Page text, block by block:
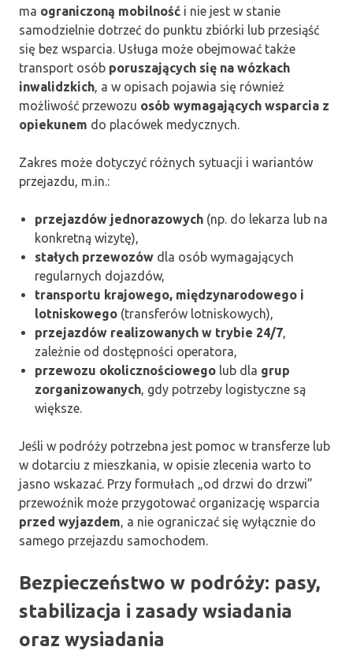
ma ograniczoną mobilność i nie jest w stanie
samodzielnie dotrzeć do punktu zbiórki lub przesiąść
się bez wsparcia. Usługa może obejmować także
transport osób poruszających się na wózkach
inwalidzkich, a w opisach pojawia się również
możliwość przewozu osób wymagających wsparcia z
opiekunem do placówek medycznych.
Zakres może dotyczyć różnych sytuacji i wariantów
przejazdu, m.in.:
przejazdów jednorazowych (np. do lekarza lub na
konkretną wizytę),
stałych przewozów dla osób wymagających
regularnych dojazdów,
transportu krajowego, międzynarodowego i
lotniskowego (transferów lotniskowych),
przejazdów realizowanych w trybie 24/7,
zależnie od dostępności operatora,
przewozu okolicznościowego lub dla grup
zorganizowanych, gdy potrzeby logistyczne są
większe.
Jeśli w podróży potrzebna jest pomoc w transferze lub
w dotarciu z mieszkania, w opisie zlecenia warto to
jasno wskazać. Przy formułach „od drzwi do drzwi”
przewoźnik może przygotować organizację wsparcia
przed wyjazdem, a nie ograniczać się wyłącznie do
samego przejazdu samochodem.
Bezpieczeństwo w podróży: pasy,
stabilizacja i zasady wsiadania
oraz wysiadania